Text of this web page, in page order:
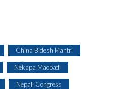
China Bidesh Mantri
Nekapa Maobadi
Nepali Congress